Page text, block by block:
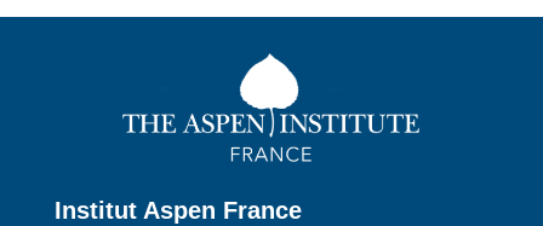
Institut Aspen France